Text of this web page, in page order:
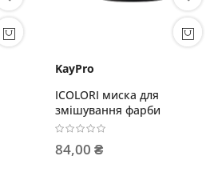
KayPro
ICOLORI миска для
змішування фарби
84,00 ₴